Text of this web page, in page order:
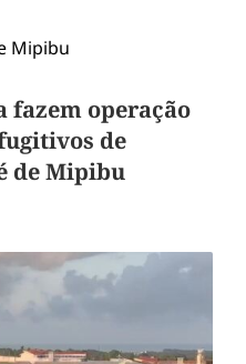
fazem operação
de
de Mipibu